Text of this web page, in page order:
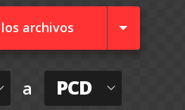
archivos
a PCD